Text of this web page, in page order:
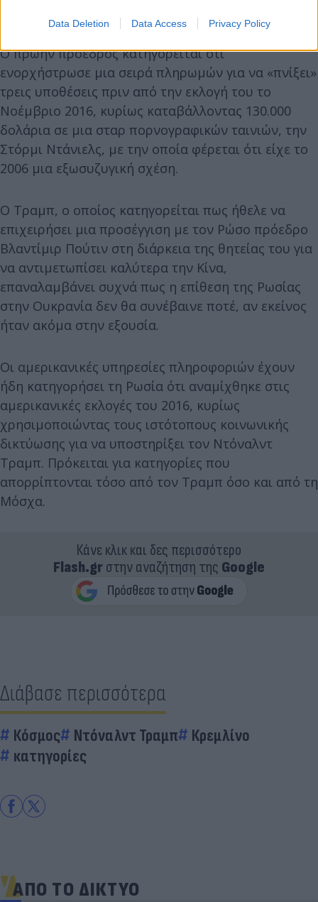
Data Deletion Data Access Privacy Policy
Ο πρώην πρόεδρος κατηγορείται ότι
ενορχήστρωσε μια σειρά πληρωμών για να «πνίξει»
τρεις υποθέσεις πριν από την εκλογή του το
Νοέμβριο 2016, κυρίως καταβάλλοντας 130.000
δολάρια σε μια σταρ πορνογραφικών ταινιών, την
Στόρμι Ντάνιελς, με την οποία φέρεται ότι είχε το
2006 μια εξωσυζυγική σχέση.
Ο Τραμπ, ο οποίος κατηγορείται πως ήθελε να
επιχειρήσει μια προσέγγιση με τον Ρώσο πρόεδρο
Βλαντίμιρ Πούτιν στη διάρκεια της θητείας του για
να αντιμετωπίσει καλύτερα την Κίνα,
επαναλαμβάνει συχνά πως η επίθεση της Ρωσίας
στην Ουκρανία δεν θα συνέβαινε ποτέ, αν εκείνος
ήταν ακόμα στην εξουσία.
Οι αμερικανικές υπηρεσίες πληροφοριών έχουν
ήδη κατηγορήσει τη Ρωσία ότι αναμίχθηκε στις
αμερικανικές εκλογές του 2016, κυρίως
χρησιμοποιώντας τους ιστότοπους κοινωνικής
δικτύωσης για να υποστηρίξει τον Ντόναλντ
Τραμπ. Πρόκειται για κατηγορίες που
απορρίπτονται τόσο από τον Τραμπ όσο και από τη
Μόσχα.
Κάνε κλικ και δες περισσότερο
Flash.grστην αναζήτηση της Google
Διάβασε περισσότερα
Κόσμος Ντόναλντ Τραμπ
Κρεμλίνο
κατηγορίες
ΑΠΟ ΤΟ ΔΙΚΤΥΟ